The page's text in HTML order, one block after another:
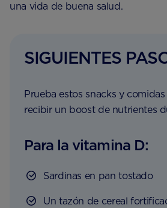
una vida de buena salud.
SIGUIENTES
Prueba estos snacks y
recibir un boost de nutrientes
Para la vitamina D:
Sardinas en pan tostado
Un tazón de cereal